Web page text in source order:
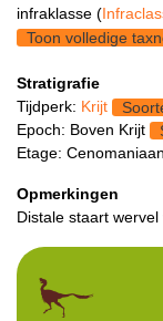
infraklasse (
Toon volledige
Stratigrafie
Tijdperk: Krijt
Epoch: Boven Krijt
Etage: Cenomaniaan
Opmerkingen
Distale staart